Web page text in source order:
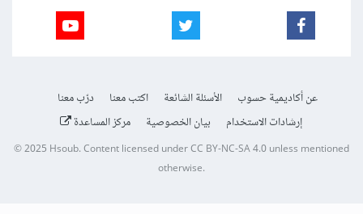
عن أكاديمية حسوب الأسئلة الشائعة اكتب معنا
درّب معنا
إرشادات الاستخدام
بيان الخصوصية مركز المساعدة
© 2025Hsoub.Content licensed underCC BY-NC-SA 4.0unless mentioned
otherwise.